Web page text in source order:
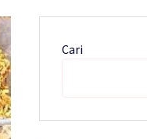
Cari